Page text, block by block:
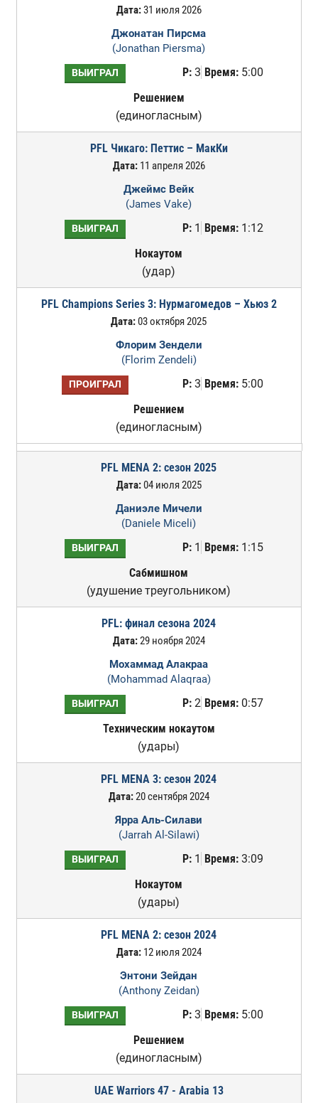
Дата:31 июля 2026
Джонатан Пирсма
(Jonathan Piersma)
ВЫИГРАЛ Р:3 Время:5:00
Решением
(единогласным)
PFL Чикаго: Петтис – МакКи
Дата:11 апреля 2026
Джеймс Вейк
(James Vake)
ВЫИГРАЛ Р:1 Время:1:12
Нокаутом
(удар)
PFL Champions Series 3: Нурмагомедов – Хьюз 2
Дата:03 октября 2025
Флорим Зендели
(Florim Zendeli)
ПРОИГРАЛ Р:3 Время:5:00
Решением
(единогласным)
PFL MENA 2: сезон 2025
Дата:04 июля 2025
Даниэле Мичели
(Daniele Miceli)
ВЫИГРАЛ Р:1 Время:1:15
Сабмишном
(удушение треугольником)
PFL: финал сезона 2024
Дата:29 ноября 2024
Мохаммад Алакраа
(Mohammad Alaqraa)
ВЫИГРАЛ Р:2 Время:0:57
Техническим нокаутом
(удары)
PFL MENA 3: сезон 2024
Дата:20 сентября 2024
Ярра Аль-Силави
(Jarrah Al-Silawi)
ВЫИГРАЛ Р:1 Время:3:09
Нокаутом
(удары)
PFL MENA 2: сезон 2024
Дата:12 июля 2024
Энтони Зейдан
(Anthony Zeidan)
ВЫИГРАЛ Р:3 Время:5:00
Решением
(единогласным)
UAE Warriors 47 - Arabia 13